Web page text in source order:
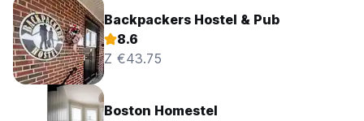
Backpackers Hostel & Pub
8.6
Z €43.75
Boston Homestel